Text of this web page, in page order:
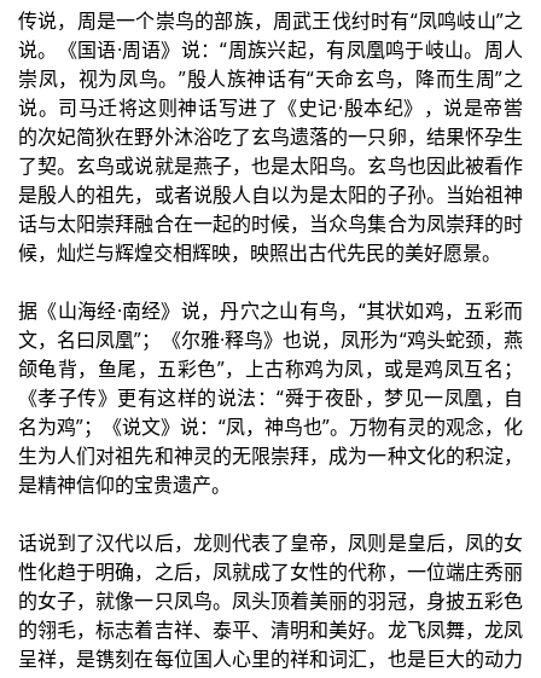
传说，周是一个崇鸟的部族，周武王伐纣时有“凤鸣岐山”之
说。《国语·周语》说：“周族兴起，有凤凰鸣于岐山。周人
崇凤，视为凤鸟。”殷人族神话有“天命玄鸟，降而生周”之
说。司马迁将这则神话写进了《史记·殷本纪》，说是帝喾
的次妃简狄在野外沐浴吃了玄鸟遗落的一只卵，结果怀孕生
了契。玄鸟或说就是燕子，也是太阳鸟。玄鸟也因此被看作
是殷人的祖先，或者说殷人自以为是太阳的子孙。当始祖神
话与太阳崇拜融合在一起的时候，当众鸟集合为凤崇拜的时
候，灿烂与辉煌交相辉映，映照出古代先民的美好愿景。
据《山海经·南经》说，丹穴之山有鸟，“其状如鸡，五彩而
文，名曰凤凰”；《尔雅·释鸟》也说，凤形为“鸡头蛇颈，燕
颌龟背，鱼尾，五彩色”，上古称鸡为凤，或是鸡凤互名；
《孝子传》更有这样的说法：“舜于夜卧，梦见一凤凰，自
名为鸡”；《说文》说：“凤，神鸟也”。万物有灵的观念，化
生为人们对祖先和神灵的无限崇拜，成为一种文化的积淀，
是精神信仰的宝贵遗产。
话说到了汉代以后，龙则代表了皇帝，凤则是皇后，凤的女
性化趋于明确，之后，凤就成了女性的代称，一位端庄秀丽
的女子，就像一只凤鸟。凤头顶着美丽的羽冠，身披五彩色
的翎毛，标志着吉祥、泰平、清明和美好。龙飞凤舞，龙凤
呈祥，是镌刻在每位国人心里的祥和词汇，也是巨大的动力